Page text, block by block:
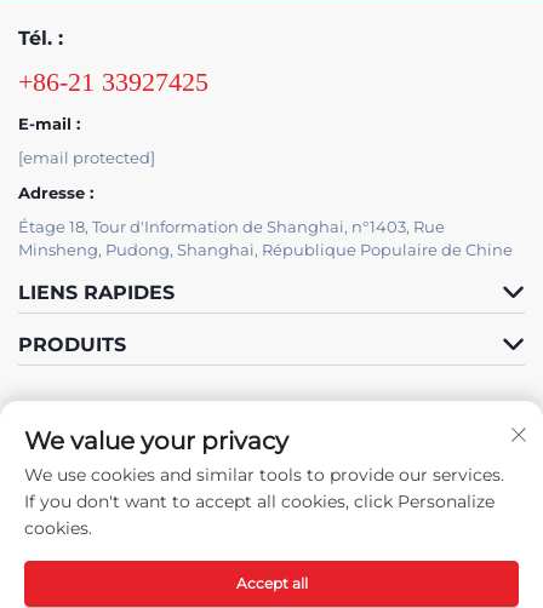
Tél. :
+86-21 33927425
E-mail :
[email protected]
Adresse :
Étage 18, Tour d'Information de Shanghai, n°1403, Rue
Minsheng, Pudong, Shanghai, République Populaire de Chine
LIENS RAPIDES
PRODUITS
SOUTIEN INFORMATIQUE
PAR JUTU
Suivez-nous
Droits d'auteur © Shanghai JUTU New Materials Technology Limited
We value your privacy
We use cookies and similar tools to provide our services.
If you don't want to accept all cookies, click Personalize
cookies.
Accept all